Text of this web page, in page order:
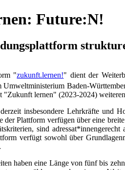
Future:N!
"zukunft.lernen!" dient der
Umweltministerium Baden-
"Zukunft lernen" (2023-2024)
insbesondere Lehrkräfte und
der Plattform verfügen über eine
sind
verfügt sowohl über
haben eine Länge von fünf bis